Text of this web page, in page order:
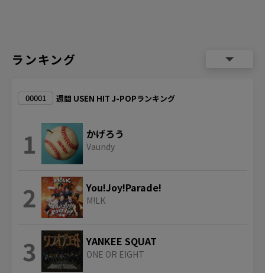
ランキング
00001 週間 USEN HIT J-POPランキング
1 かげろう
Vaundy
2 You!Joy!Parade!
M!LK
3 YANKEE SQUAT
ONE OR EIGHT